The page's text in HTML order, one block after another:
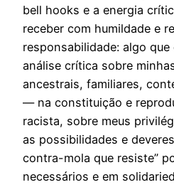
bell hooks e a energia
receber com humildade e
responsabilidade: algo que
análise crítica sobre
ancestrais, familiares,
— na constituição e
racista, sobre meus
as possibilidades e
contra-mola que resiste”
necessários e em